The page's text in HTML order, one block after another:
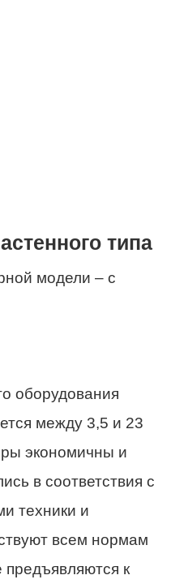
типа
модели – с
оборудования
между 3,5 и 23
экономичны и
в соответствия с
техники и
всем нормам
к